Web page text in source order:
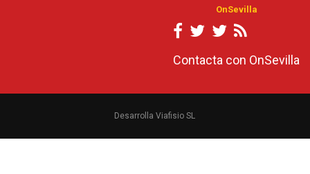
OnSevilla
Contacta con OnSevilla
Desarrolla Viafisio SL